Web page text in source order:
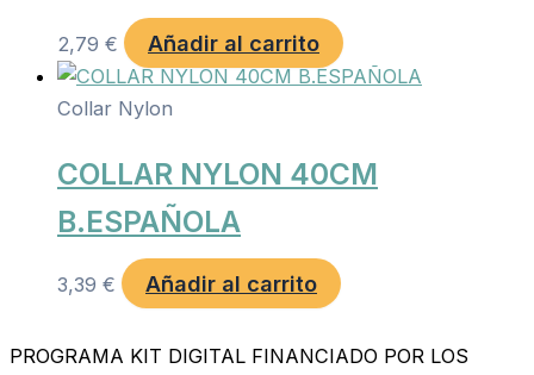
2,79 € Añadir al carrito
Collar Nylon
COLLAR NYLON 40CM
B.ESPAÑOLA
3,39 € Añadir al carrito
PROGRAMA KIT DIGITAL FINANCIADO POR LOS